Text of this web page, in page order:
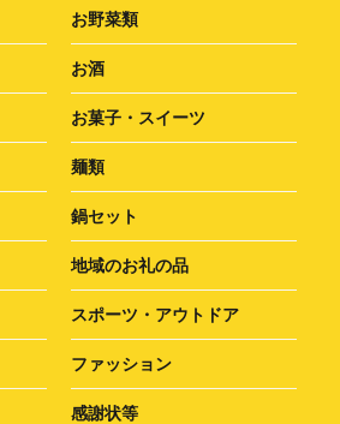
お野菜類
お酒
お菓子・スイーツ
麺類
鍋セット
地域のお礼の品
スポーツ・アウトドア
ファッション
感謝状等